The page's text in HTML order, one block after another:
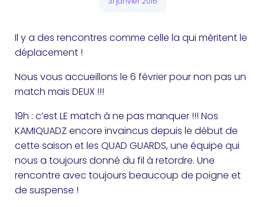
Il y a des rencontres comme celle la qui méritent le
déplacement !
Nous vous accueillons le 6 février pour non pas un
match mais DEUX !!!
19h : c’est LE match à ne pas manquer !!! Nos
KAMIQUADZ encore invaincus depuis le début de
cette saison et les QUAD GUARDS, une équipe qui
nous a toujours donné du fil à retordre. Une
rencontre avec toujours beaucoup de poigne et
de suspense !